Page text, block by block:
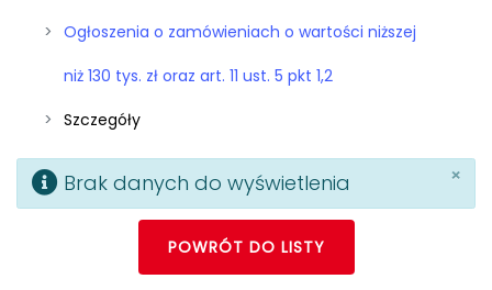
Ogłoszenia o zamówieniach o wartości niższej
niż 130 tys. zł oraz art. 11 ust. 5 pkt 1,2
Szczegóły
Brak danych do wyświetlenia ×
POWRÓT DO LISTY